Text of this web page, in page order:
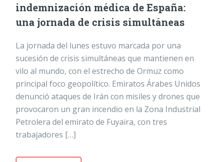
indemnización médica de España:
una jornada de crisis simultáneas
La jornada del lunes estuvo marcada por una
sucesión de crisis simultáneas que mantienen en
vilo al mundo, con el estrecho de Ormuz como
principal foco geopolítico. Emiratos Árabes Unidos
denunció ataques de Irán con misiles y drones que
provocaron un gran incendio en la Zona Industrial
Petrolera del emirato de Fuyaira, con tres
trabajadores […]